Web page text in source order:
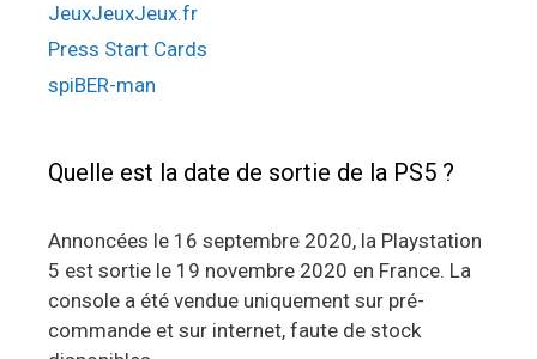
JeuxJeuxJeux.fr
Press Start Cards
spiBER-man
Quelle est la date de sortie de la PS5 ?
Annoncées le 16 septembre 2020, la Playstation
5 est sortie le 19 novembre 2020 en France. La
console a été vendue uniquement sur pré-
commande et sur internet, faute de stock